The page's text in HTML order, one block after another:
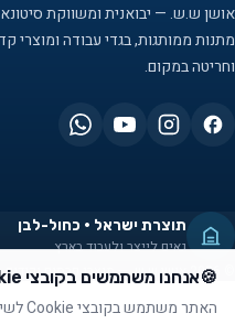
אושן ש.ש. — יבואנית ומשווקת
מתנות ממותגות, בגדי עבודה
וחריטה במקום.
תוצרת ישראל · כחול-לבן
גאים לייצר ולעבוד בארץ
🍪אנחנו משתמשים בקובצי Cookie
האתר משתמש בקובצי Cookie לשיפור חוויית הגלישה ולסטטיסטיקות שימוש אנונימיות. למידע מלא: